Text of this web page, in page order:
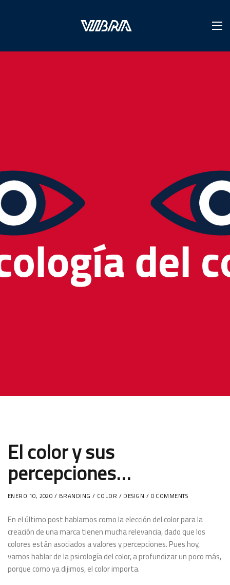
El color y sus
percepciones…
ENERO 10, 2020 / BRANDING / COLOR /DESIGN / 0 COMMENTS
En el último post hablamos como la elección del color para la
creación de una marca tienen mucha relevancia, dado que los
colores están asociados a valores y percepciones. Pues hoy,
vamos hablar de la psicología del color, a profundizar un poco más,
porque como ya dijimos, el color importa.